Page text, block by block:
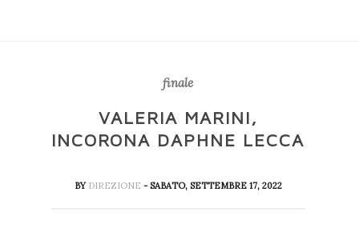
finale
VALERIA MARINI,
INCORONA DAPHNE LECCA
BY DIREZIONE - SABATO, SETTEMBRE 17, 2022